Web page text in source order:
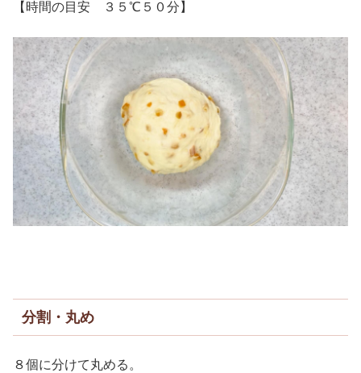
【時間の目安 ３５℃５０分】
分割・丸め
８個に分けて丸める。